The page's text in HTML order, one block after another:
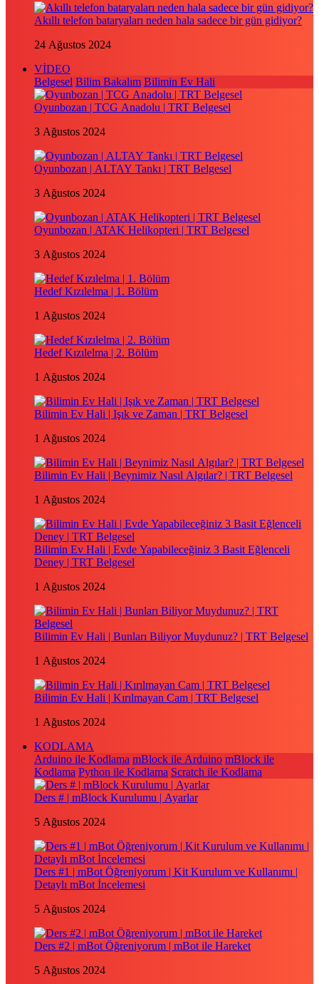
Akıllı telefon bataryaları neden hala sadece bir gün gidiyor?
24 Ağustos 2024
VİDEO
Belgesel Bilim Bakalım Bilimin Ev Hali
Oyunbozan | TCG Anadolu | TRT Belgesel
3 Ağustos 2024
Oyunbozan | ALTAY Tankı | TRT Belgesel
3 Ağustos 2024
Oyunbozan | ATAK Helikopteri | TRT Belgesel
3 Ağustos 2024
Hedef Kızılelma | 1. Bölüm
1 Ağustos 2024
Hedef Kızılelma | 2. Bölüm
1 Ağustos 2024
Bilimin Ev Hali | Işık ve Zaman | TRT Belgesel
1 Ağustos 2024
Bilimin Ev Hali | Beynimiz Nasıl Algılar? | TRT Belgesel
1 Ağustos 2024
Bilimin Ev Hali | Evde Yapabileceğiniz 3 Basit Eğlenceli
Deney | TRT Belgesel
1 Ağustos 2024
Bilimin Ev Hali | Bunları Biliyor Muydunuz? | TRT Belgesel
1 Ağustos 2024
Bilimin Ev Hali | Kırılmayan Cam | TRT Belgesel
1 Ağustos 2024
KODLAMA
Arduino ile Kodlama mBlock ile Arduino mBlock ile
Kodlama Python ile Kodlama Scratch ile Kodlama
Ders # | mBlock Kurulumu | Ayarlar
5 Ağustos 2024
Ders #1 | mBot Öğreniyorum | Kit Kurulum ve Kullanımı |
Detaylı mBot İncelemesi
5 Ağustos 2024
Ders #2 | mBot Öğreniyorum | mBot ile Hareket
5 Ağustos 2024